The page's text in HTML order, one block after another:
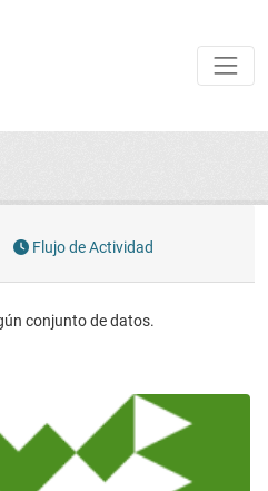
Flujo de Actividad
conjunto de datos.